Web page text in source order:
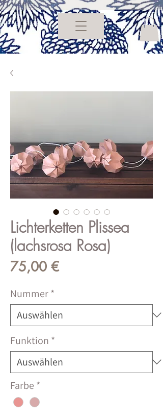
Lichterketten Plissea
(lachsrosa Rosa)
75,00 €Preis
Nummer*
Funktion *
Farbe *